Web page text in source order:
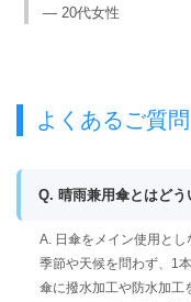
— 20代女性
よくあるご質問
Q. 晴雨兼用傘とはどう
A. 日傘をメイン使用とし
季節や天候を問わず、1
傘に撥水加工や防水加工